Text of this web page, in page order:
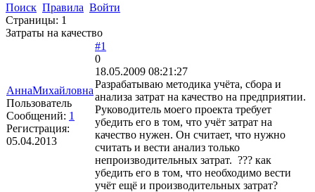
Поиск Правила Войти
Страницы: 1
Затраты на качество
АннаМихайловна
Пользователь
Сообщений: 1
Регистрация:
05.04.2013
#1
0
18.05.2009 08:21:27
Разрабатываю методика учёта, сбора и
анализа затрат на качество на предприятии.
Руководитель моего проекта требует
убедить его в том, что учёт затрат на
качество нужен. Он считает, что нужно
считать и вести анализ только
непроизводительных затрат. ??? как
убедить его в том, что необходимо вести
учёт ещё и производительных затрат?